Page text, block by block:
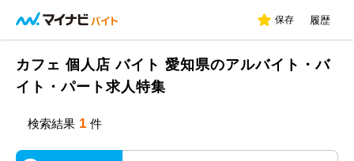
保存 履歴
カフェ 個人店 バイト 愛知県のアルバイト・バ
イト・パート求人特集
検索結果 1 件